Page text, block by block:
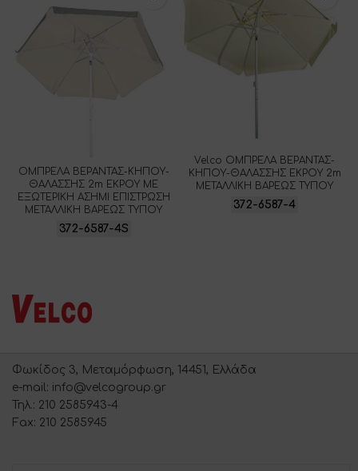
ΟΜΠΡΕΛΑ ΒΕΡΑΝΤΑΣ-ΚΗΠΟΥ-
ΘΑΛΑΣΣΗΣ 2m ΕΚΡΟΥ ME
ΕΞΩΤΕΡΙΚΗ ΑΣΗΜΙ ΕΠΙΣΤΡΩΣΗ
ΜΕΤΑΛΛΙΚΗ ΒΑΡΕΩΣ ΤΥΠΟΥ
372-6587-4S
Velco ΟΜΠΡΕΛΑ ΒΕΡΑΝΤΑΣ-
ΚΗΠΟΥ-ΘΑΛΑΣΣΗΣ ΕΚΡΟΥ 2m
ΜΕΤΑΛΛΙΚΗ ΒΑΡΕΩΣ ΤΥΠΟΥ
372-6587-4
Φωκίδος 3, Μεταμόρφωση, 14451, Ελλάδα
e-mail: info@velcogroup.gr
Τηλ.: 210 2585943-4
Fax: 210 2585945